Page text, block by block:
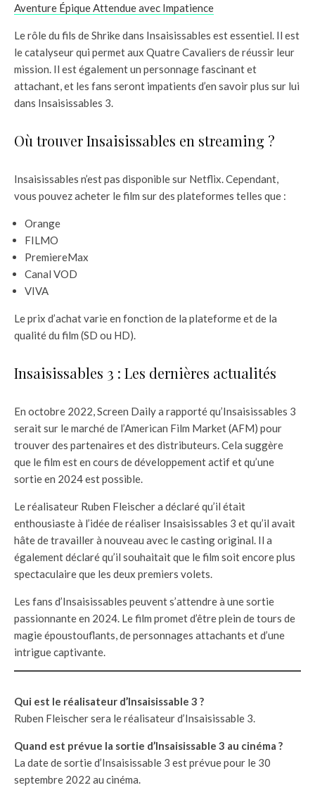
Aventure Épique Attendue avec Impatience
Le rôle du fils de Shrike dans Insaisissables est essentiel. Il est
le catalyseur qui permet aux Quatre Cavaliers de réussir leur
mission. Il est également un personnage fascinant et
attachant, et les fans seront impatients d’en savoir plus sur lui
dans Insaisissables 3.
Où trouver Insaisissables en streaming ?
Insaisissables n’est pas disponible sur Netflix. Cependant,
vous pouvez acheter le film sur des plateformes telles que :
Orange
FILMO
PremiereMax
Canal VOD
VIVA
Le prix d’achat varie en fonction de la plateforme et de la
qualité du film (SD ou HD).
Insaisissables 3 : Les dernières actualités
En octobre 2022, Screen Daily a rapporté qu’Insaisissables 3
serait sur le marché de l’American Film Market (AFM) pour
trouver des partenaires et des distributeurs. Cela suggère
que le film est en cours de développement actif et qu’une
sortie en 2024 est possible.
Le réalisateur Ruben Fleischer a déclaré qu’il était
enthousiaste à l’idée de réaliser Insaisissables 3 et qu’il avait
hâte de travailler à nouveau avec le casting original. Il a
également déclaré qu’il souhaitait que le film soit encore plus
spectaculaire que les deux premiers volets.
Les fans d’Insaisissables peuvent s’attendre à une sortie
passionnante en 2024. Le film promet d’être plein de tours de
magie époustouflants, de personnages attachants et d’une
intrigue captivante.
Qui est le réalisateur d’Insaisissable 3 ?
Ruben Fleischer sera le réalisateur d’Insaisissable 3.
Quand est prévue la sortie d’Insaisissable 3 au cinéma ?
La date de sortie d’Insaisissable 3 est prévue pour le 30
septembre 2022 au cinéma.